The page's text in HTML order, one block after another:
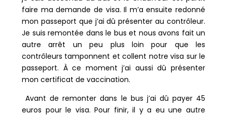
faire ma demande de visa. Il m’a ensuite redonné
mon passeport que j’ai dû présenter au contrôleur.
Je suis remontée dans le bus et nous avons fait un
autre arrêt un peu plus loin pour que les
contrôleurs tamponnent et collent notre visa sur le
passeport. À ce moment j’ai aussi dû présenter
mon certificat de vaccination.
Avant de remonter dans le bus j’ai dû payer 45
euros pour le visa. Pour finir, il y a eu une autre